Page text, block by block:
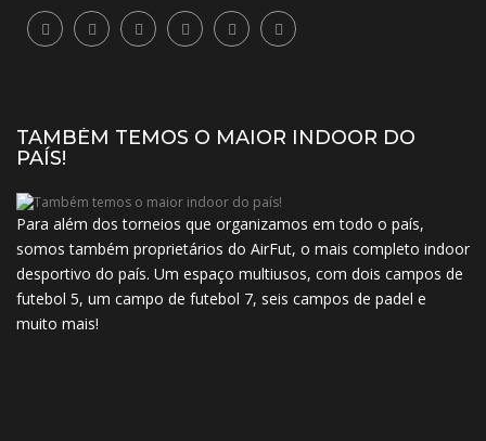
TAMBÉM TEMOS O MAIOR INDOOR DO
PAÍS!
Para além dos torneios que organizamos em todo o país,
somos também proprietários do AirFut, o mais completo indoor
desportivo do país. Um espaço multiusos, com dois campos de
futebol 5, um campo de futebol 7, seis campos de padel e
muito mais!